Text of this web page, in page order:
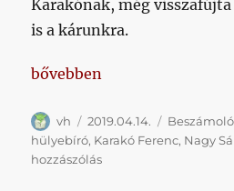
Karakónak, még
is a kárunkra.
„Nincs valami olyasmi
bővebben
Szerző
vh Közzétéve
2019.04.14. Kategória
Beszámoló
hülyebíró, Karakó Ferenc, Nagy
hozzászólásNincs